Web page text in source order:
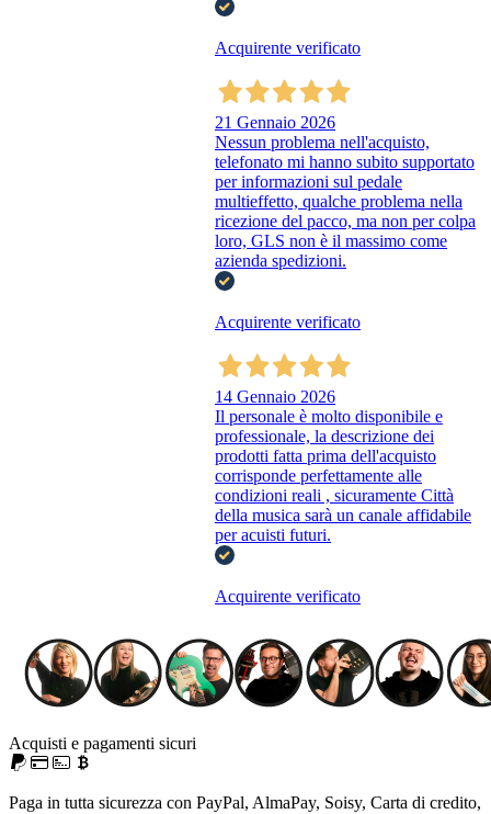
Acquirente verificato
21 Gennaio 2026
Nessun problema nell'acquisto,
telefonato mi hanno subito supportato
per informazioni sul pedale
multieffetto, qualche problema nella
ricezione del pacco, ma non per colpa
loro, GLS non è il massimo come
azienda spedizioni.
Acquirente verificato
14 Gennaio 2026
Il personale è molto disponibile e
professionale, la descrizione dei
prodotti fatta prima dell'acquisto
corrisponde perfettamente alle
condizioni reali , sicuramente Città
della musica sarà un canale affidabile
per acuisti futuri.
Acquirente verificato
Acquisti e pagamenti sicuri
Paga in tutta sicurezza con PayPal, AlmaPay, Soisy, Carta di credito,